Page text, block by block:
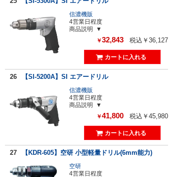
信濃機販
4営業日程度
商品説明
￥32,843 税込￥36,127
26 【SI-5200A】SI エアードリル
信濃機販
4営業日程度
商品説明
￥41,800 税込￥45,980
27 【KDR-605】空研 小型軽量ドリル(6mm能力)
空研
4営業日程度